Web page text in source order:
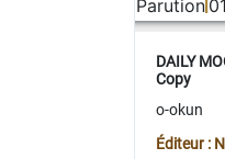
Parution
DAILY
Copy
o-okun
Éditeur :